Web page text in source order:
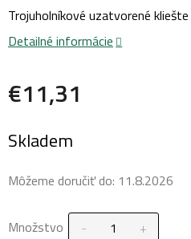
€11,31
cena:
Skladem
Môžeme doručiť do: 11.8.2026
Množstvo
Trojuholníkové uzatvorené kliešte
Detailné informácie